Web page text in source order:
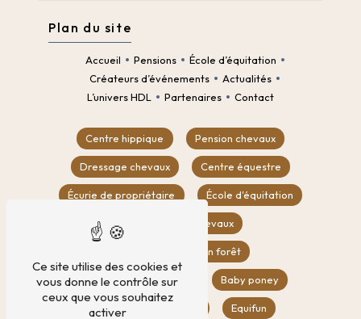
Plan du site
Accueil Pensions
École d’équitation
Créateurs d’événements
Actualités
L’univers HDL
Partenaires Contact
Centre hippique Pension chevaux
Dressage chevaux Centre équestre
Écurie de propriétaire École d'équitation
Location box chevaux
Balade à cheval en forêt
Compétition équestre Baby poney
CSO Equifun
Ce site utilise des cookies et
vous donne le contrôle sur
ceux que vous souhaitez
activer